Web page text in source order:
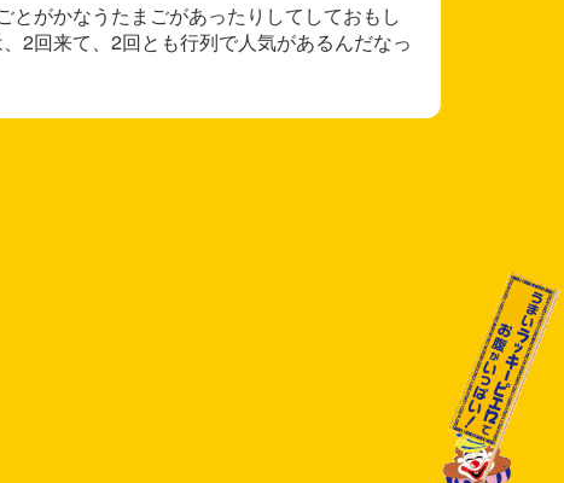
がかなうたまごがあったりしてしておもし
2回来て、2回とも行列で人気があるんだなっ